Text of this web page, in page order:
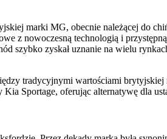
marki MG, obecnie należącej do
z nowoczesną technologią i
szybko zyskał uznanie na wielu
tradycyjnymi wartościami
Sportage, oferując alternatywę dla